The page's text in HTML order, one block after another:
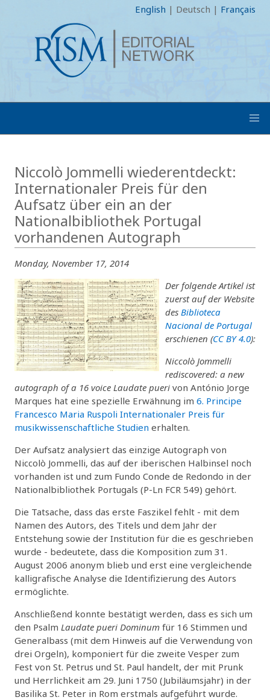
English | Deutsch | Français
Niccolò Jommelli wiederentdeckt:
Internationaler Preis für den
Aufsatz über ein an der
Nationalbibliothek Portugal
vorhandenen Autograph
Monday, November 17, 2014
Der folgende Artikel ist
zuerst auf der Website
des Biblioteca
Nacional de Portugal
erschienen (CC BY 4.0):
Niccolò Jommelli
rediscovered: a new
autograph of a 16 voice Laudate pueri von António Jorge
Marques hat eine spezielle Erwähnung im 6. Principe
Francesco Maria Ruspoli Internationaler Preis für
musikwissenschaftliche Studien erhalten.
Der Aufsatz analysiert das einzige Autograph von
Niccolò Jommelli, das auf der iberischen Halbinsel noch
vorhanden ist und zum Fundo Conde de Redondo in der
Nationalbibliothek Portugals (P-Ln FCR 549) gehört.
Die Tatsache, dass das erste Faszikel fehlt - mit dem
Namen des Autors, des Titels und dem Jahr der
Entstehung sowie der Institution für die es geschrieben
wurde - bedeutete, dass die Komposition zum 31.
August 2006 anonym blieb und erst eine vergleichende
kalligrafische Analyse die Identifizierung des Autors
ermöglichte.
Anschließend konnte bestätigt werden, dass es sich um
den Psalm Laudate pueri Dominum für 16 Stimmen und
Generalbass (mit dem Hinweis auf die Verwendung von
drei Orgeln), komponiert für die zweite Vesper zum
Fest von St. Petrus und St. Paul handelt, der mit Prunk
und Herrlichkeit am 29. Juni 1750 (Jubiläumsjahr) in der
Basilika St. Peter in Rom erstmals aufgeführt wurde.